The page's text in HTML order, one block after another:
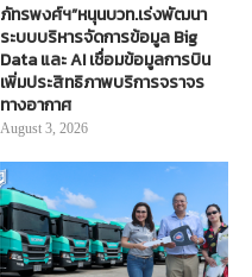
ภัทรพงศ์ฯ”หนุนบวท.เร่งพัฒนา
ระบบบริหารจัดการข้อมูล Big
Data และ AI เชื่อมข้อมูลการบิน
เพิ่มประสิทธิภาพบริการจราจร
ทางอากาศ
August 3, 2026